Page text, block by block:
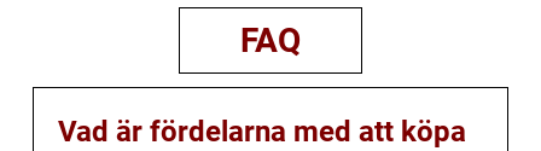
FAQ
Vad är fördelarna med att köpa